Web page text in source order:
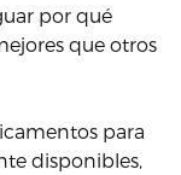
por qué
que otros
para
disponibles,